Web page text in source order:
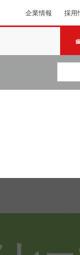
企業情報 採用